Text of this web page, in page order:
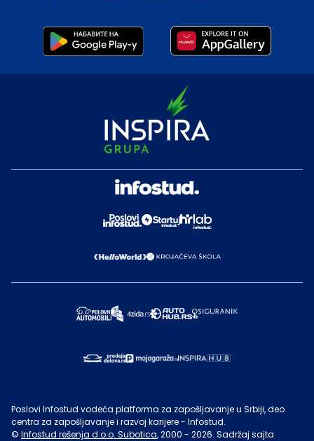
Poslovi Infostud vodeća platforma za zapošljavanje u Srbiji, deo
centra za zapošljavanje i razvoj karijere - Infostud.
© Infostud rešenja d.o.o. Subotica, 2000 - 2026. Sadržaj sajta